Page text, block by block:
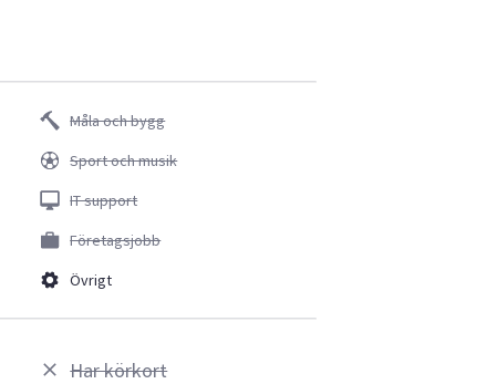
Måla och bygg
Sport och musik
IT support
Företagsjobb
Övrigt
Har körkort